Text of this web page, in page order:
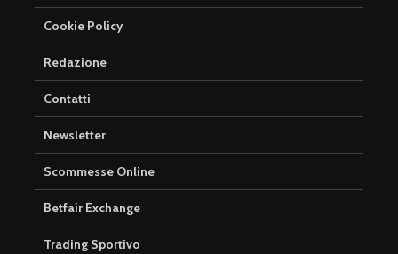
Cookie Policy
Redazione
Contatti
Newsletter
Scommesse Online
Betfair Exchange
Trading Sportivo